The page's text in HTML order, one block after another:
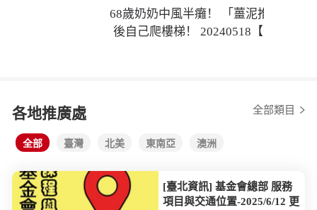
仁醫行腳
各地推廣處 全部類目
全部 臺灣 北美 東南亞 澳洲
[臺北資訊] 基金會總部 服務
項目與交通位置-2025/6/12 更